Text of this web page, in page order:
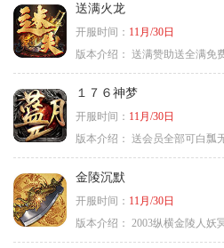
送满火龙
开服时间： 11月/30日
版本介绍： 送满赞助送全满免
１７６神梦
开服时间： 11月/30日
版本介绍： 送会员全部可白瓢无
金陵沉默
开服时间： 11月/30日
版本介绍：
2003纵横金陵人妖